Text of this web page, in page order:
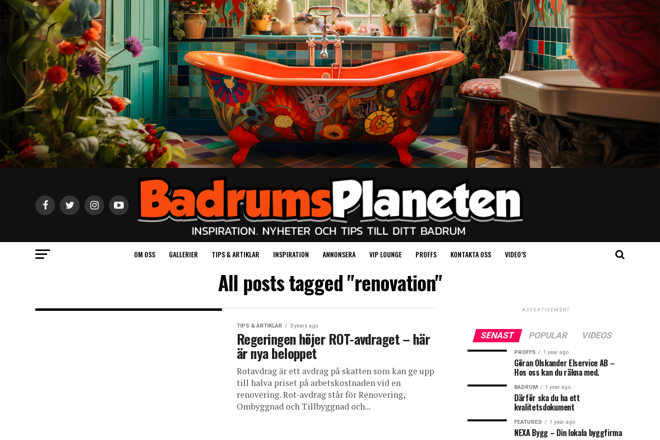
OM OSS GALLERIER TIPS & ARTIKLAR INSPIRATION ANNONSERA VIP LOUNGE PROFFS KONTAKTA OSS VIDEO’S
All posts tagged "renovation"
TIPS & ARTIKLAR 3 years ago
Regeringen höjer ROT-avdraget – här
är nya beloppet
Rotavdrag är ett avdrag på skatten som kan ge upp
till halva priset på arbetskostnaden vid en
renovering. Rot-avdrag står för Renovering,
Ombyggnad och Tillbyggnad och...
ADVERTISEMENT
SENAST POPULAR VIDEOS
PROFFS 1 year ago
Göran Olskander Elservice AB –
Hos oss kan du räkna med.
BADRUM 1 year ago
Därför ska du ha ett
kvalitetsdokument
FEATURED 1 year ago
NEXA Bygg – Din lokala byggfirma